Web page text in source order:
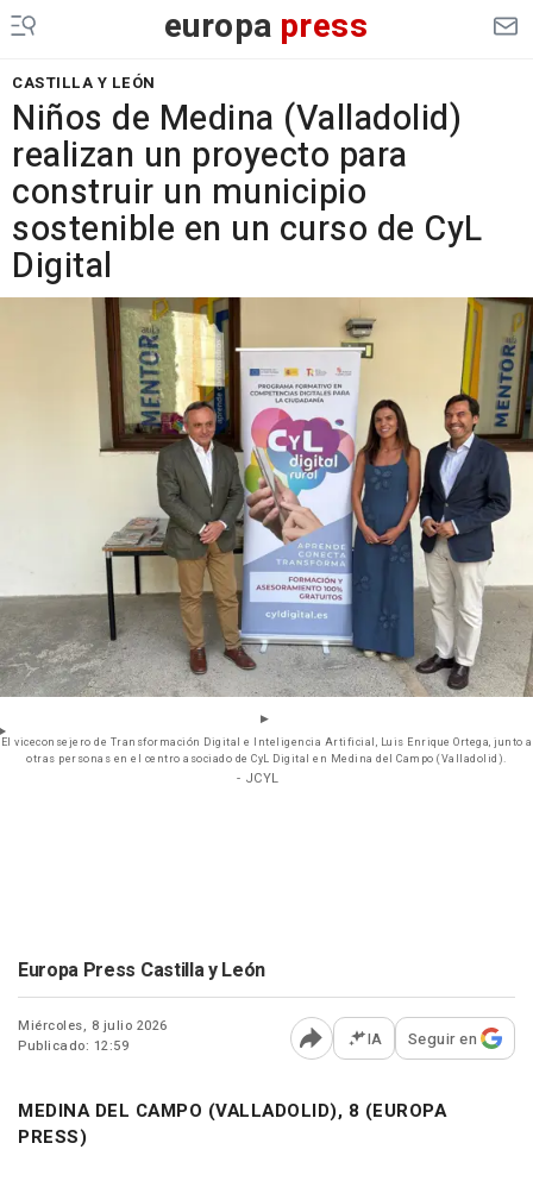
europa press
CASTILLA Y LEÓN
Niños de Medina (Valladolid)
realizan un proyecto para
construir un municipio
sostenible en un curso de CyL
Digital
El viceconsejero de Transformación Digital e Inteligencia Artificial, Luis Enrique Ortega, junto a
otras personas en el centro asociado de CyL Digital en Medina del Campo (Valladolid).
- JCYL
Europa Press Castilla y León
Miércoles, 8 julio 2026
Publicado: 12:59
Abrir opciones para
IA Seguir en
MEDINA DEL CAMPO (VALLADOLID), 8 (EUROPA
PRESS)